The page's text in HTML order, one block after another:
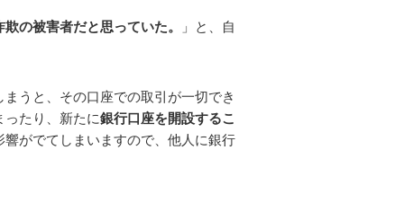
欺の被害者だと思っていた。
」と、自
まうと、その口座での取引が一切でき
たり、新たに銀行口座を開設するこ
がでてしまいますので、他人に銀行